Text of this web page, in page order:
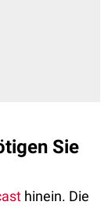
Sie
hinein. Die